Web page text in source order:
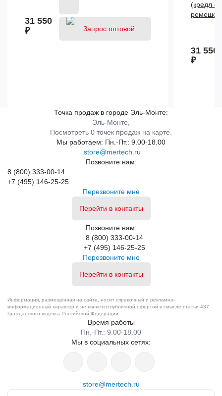
31 550
₽
(кредл с
31 550
₽
Точка продаж в городе Эль-Монте:
Эль-Монте,
Посмотреть 0 точек продаж на карте.
Мы работаем: Пн.-Пт.: 9.00-18.00
store@mertech.ru
Позвоните нам:
8 (800) 333-00-14
+7 (495) 146-25-25
Перезвоните мне
Перейти в контакты
Позвоните нам:
8 (800) 333-00-14
+7 (495) 146-25-25
Перезвоните мне
Перейти в контакты
Информация, размещённая на сайте, носит справочный и рекламно-
информационный характер и не является публичной офертой в смысле статьи 437
Гражданского кодекса Российской Федерации.
Время работы
Пн.-Пт.: 9.00-18.00
Мы в социальных сетях:
store@mertech.ru